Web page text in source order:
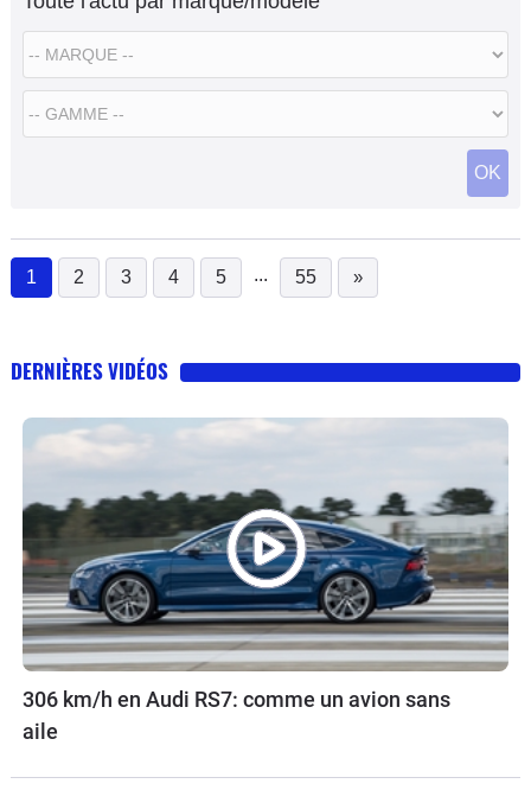
OK
1
(current)
2 3 4 5 ... 55 »
DERNIÈRES VIDÉOS
306 km/h en Audi RS7: comme un avion sans
aile